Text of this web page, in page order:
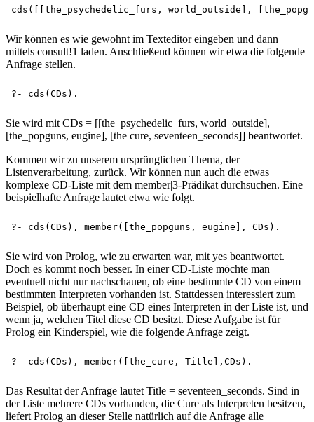
Wir können es wie gewohnt im Texteditor eingeben und dann
mittels consult!1 laden. Anschließend können wir etwa die folgende
Anfrage stellen.
Sie wird mit CDs = [[the_psychedelic_furs, world_outside],
[the_popguns, eugine], [the cure, seventeen_seconds]] beantwortet.
Kommen wir zu unserem ursprünglichen Thema, der
Listenverarbeitung, zurück. Wir können nun auch die etwas
komplexe CD-Liste mit dem member|3-Prädikat durchsuchen. Eine
beispielhafte Anfrage lautet etwa wie folgt.
Sie wird von Prolog, wie zu erwarten war, mit yes beantwortet.
Doch es kommt noch besser. In einer CD-Liste möchte man
eventuell nicht nur nachschauen, ob eine bestimmte CD von einem
bestimmten Interpreten vorhanden ist. Stattdessen interessiert zum
Beispiel, ob überhaupt eine CD eines Interpreten in der Liste ist, und
wenn ja, welchen Titel diese CD besitzt. Diese Aufgabe ist für
Prolog ein Kinderspiel, wie die folgende Anfrage zeigt.
Das Resultat der Anfrage lautet Title = seventeen_seconds. Sind in
der Liste mehrere CDs vorhanden, die Cure als Interpreten besitzen,
liefert Prolog an dieser Stelle natürlich auf die Anfrage alle